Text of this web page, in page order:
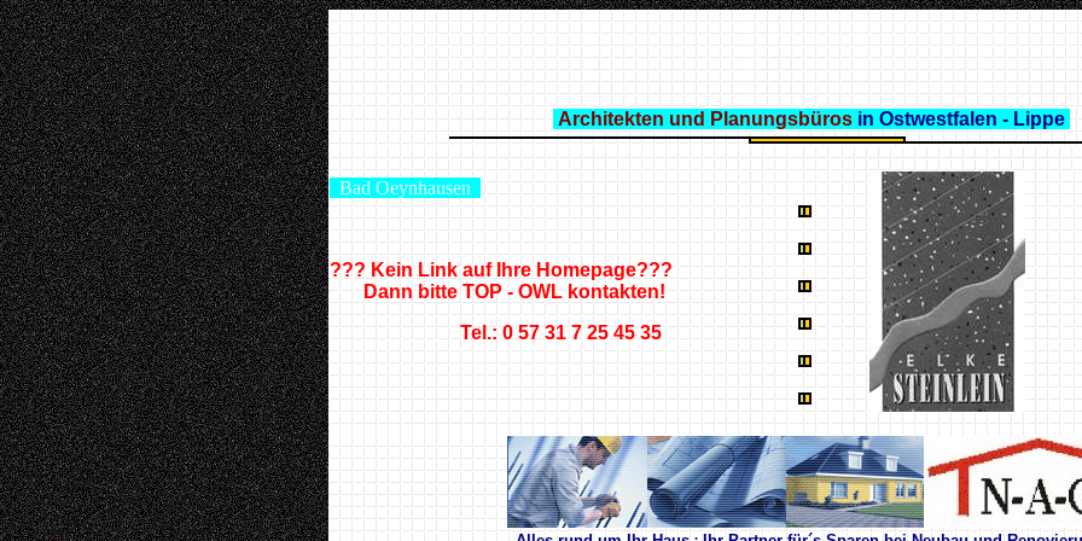
Architekten und Planungsbüros in Ostwestfalen - Lippe
Bad Oeynhausen
??? Kein Link auf Ihre Homepage???
Dann bitte TOP - OWL kontakten!
Tel.: 0 57 31 7 25 45 35
.